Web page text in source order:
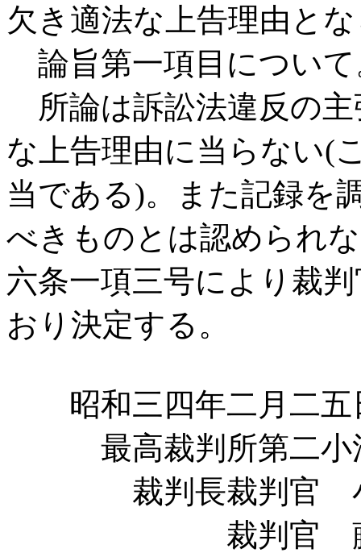
欠き適法な上告理由と
論旨第一項目について
所論は訴訟法違反の
な上告理由に当らない(
当である)。また記録を
べきものとは認められ
六条一項三号により裁
おり決定する。
昭和三四年二月二五
最高裁判所第二小
裁判長裁判官 小
裁判官 藤